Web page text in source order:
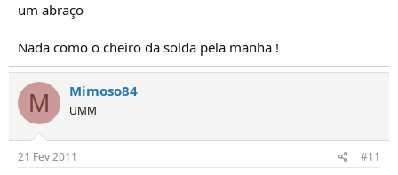
um abraço
Nada como o cheiro da solda pela manha !
M Mimoso84
UMM
21 Fev 2011 #11